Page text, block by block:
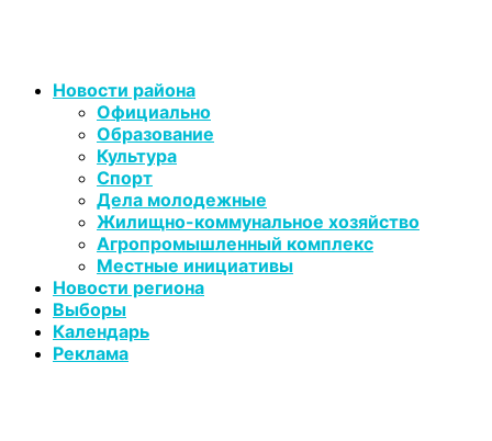
Спорт
Дела молодежные
Жилищно-коммунальное хозяйство
Агропромышленный комплекс
Местные инициативы
Новости региона
Выборы
Календарь
Реклама